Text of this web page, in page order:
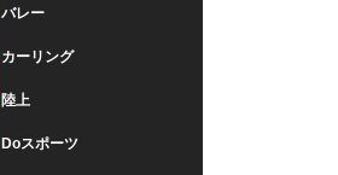
バレー
カーリング
陸上
Doスポーツ